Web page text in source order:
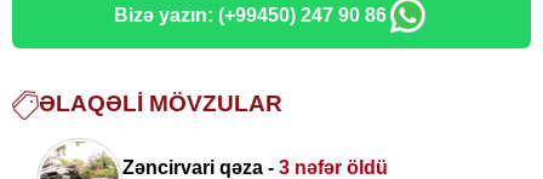
Bizə yazın: (+99450) 247 90 86
ƏLAQƏLI MÖVZULAR
Zəncirvari qəza - 3 nəfər öldü